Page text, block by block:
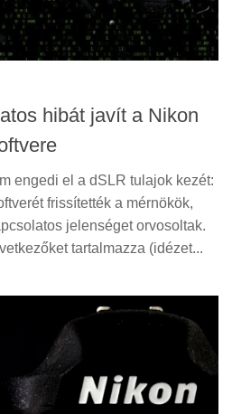
hibát javít a Nikon
engedi el a dSLR tulajok kezét:
frissítették a mérnökök,
jelenséget orvosoltak.
tartalmazza (idézet...